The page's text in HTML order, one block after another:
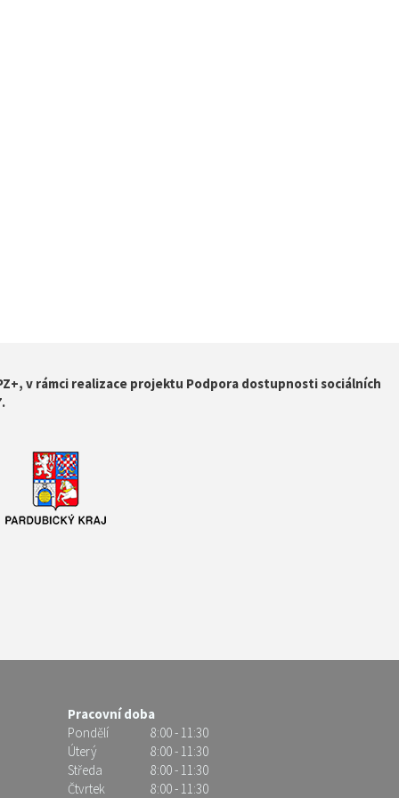
v rámci realizace projektu Podpora dostupnosti sociálních
Pracovní doba
Pondělí
Úterý
Středa
Čtvrtek
8:00 - 11:30
8:00 - 11:30
8:00 - 11:30
8:00 - 11:30